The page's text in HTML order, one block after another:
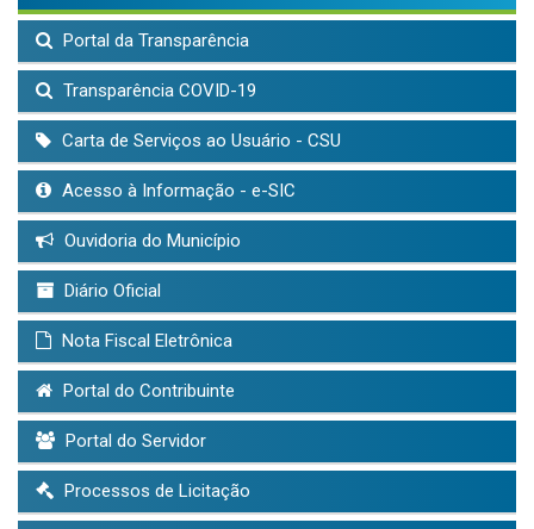
Portal da Transparência
Transparência COVID-19
Carta de Serviços ao Usuário - CSU
Acesso à Informação - e-SIC
Ouvidoria do Município
Diário Oficial
Nota Fiscal Eletrônica
Portal do Contribuinte
Portal do Servidor
Processos de Licitação